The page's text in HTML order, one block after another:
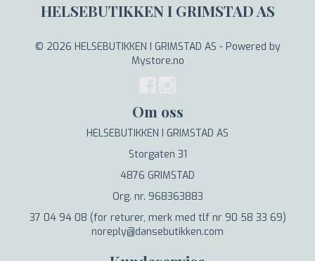
HELSEBUTIKKEN I GRIMSTAD AS
© 2026 HELSEBUTIKKEN I GRIMSTAD AS - Powered by
Mystore.no
Om oss
HELSEBUTIKKEN I GRIMSTAD AS
Storgaten 31
4876 GRIMSTAD
Org. nr. 968363883
37 04 94 08 (for returer, merk med tlf nr 90 58 33 69)
noreply@dansebutikken.com